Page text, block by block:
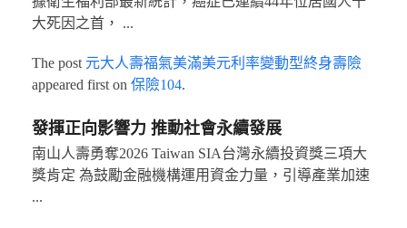
大死因之首， ...
The post 元大人壽福氣美滿美元利率變動型終身壽險
appeared first on 保險104.
發揮正向影響力 推動社會永續發展
南山人壽勇奪2026 Taiwan SIA台灣永續投資獎三項大
獎肯定 為鼓勵金融機構運用資金力量，引導產業加速
...